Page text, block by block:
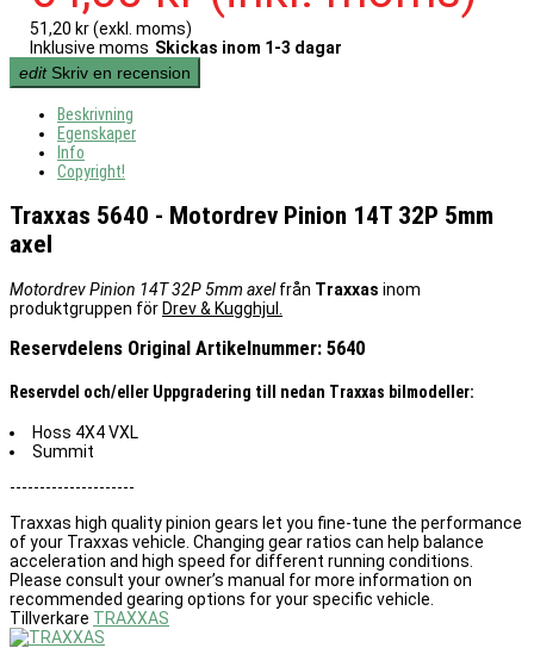
51,20 kr(exkl. moms)
Inklusive moms Skickas inom 1-3 dagar
edit Skriv en recension
Beskrivning
Egenskaper
Info
Copyright!
Traxxas 5640 - Motordrev Pinion 14T 32P 5mm
axel
Motordrev Pinion 14T 32P 5mm axelfrån Traxxas inom
produktgruppen för Drev & Kugghjul.
Reservdelens Original Artikelnummer: 5640
Reservdel och/eller Uppgradering till nedan Traxxas bilmodeller:
Hoss 4X4 VXL
Summit
---------------------
Traxxas high quality pinion gears let you fine-tune the performance
of your Traxxas vehicle. Changing gear ratios can help balance
acceleration and high speed for different running conditions.
Please consult your owner’s manual for more information on
recommended gearing options for your specific vehicle.
Tillverkare TRAXXAS